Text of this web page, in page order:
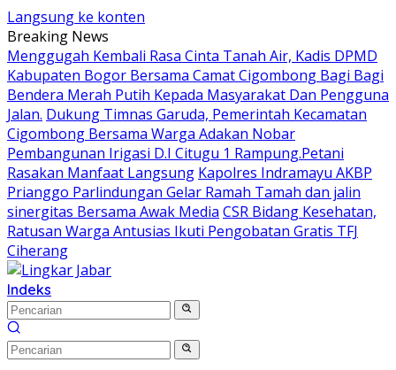
Langsung ke konten
Breaking News
Menggugah Kembali Rasa Cinta Tanah Air, Kadis DPMD
Kabupaten Bogor Bersama Camat Cigombong Bagi Bagi
Bendera Merah Putih Kepada Masyarakat Dan Pengguna
Jalan. Dukung Timnas Garuda, Pemerintah Kecamatan
Cigombong Bersama Warga Adakan Nobar
Pembangunan Irigasi D.I Citugu 1 Rampung.Petani
Rasakan Manfaat Langsung Kapolres Indramayu AKBP
Prianggo Parlindungan Gelar Ramah Tamah dan jalin
sinergitas Bersama Awak Media CSR Bidang Kesehatan,
Ratusan Warga Antusias Ikuti Pengobatan Gratis TFJ
Ciherang
Indeks